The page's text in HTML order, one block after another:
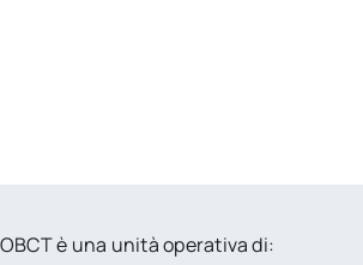
OBCT è una unità operativa di: